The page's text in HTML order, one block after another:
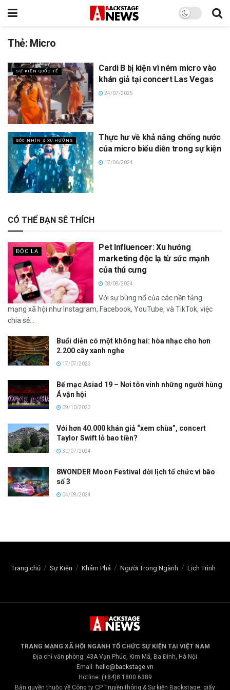
Thẻ: Micro
SỰ KIỆN QUỐC TẾ
Cardi B bị kiện vì ném micro vào
khán giả tại concert Las Vegas
24/07/2025
GÓC NHÌN & XU HƯỚNG
Thực hư về khả năng chống nước
của micro biểu diễn trong sự kiện
17/06/2024
CÓ THỂ BẠN SẼ THÍCH
ĐỘC LẠ
Pet Influencer: Xu hướng
marketing độc lạ từ sức mạnh
của thú cưng
08/08/2024
Với sự bùng nổ của các nền tảng
mạng xã hội như Instagram, Facebook, YouTube, và TikTok, việc
chia sẻ...
Buổi diễn có một không hai: hòa nhạc cho hơn
2.200 cây xanh nghe
17/07/2023
Bế mạc Asiad 19 – Nơi tôn vinh những người hùng
Á vận hội
09/10/2023
Với hơn 40.000 khán giả “xem chùa”, concert
Taylor Swift lỗ bao tiền?
30/07/2024
8WONDER Moon Festival dời lịch tổ chức vì bão
số 3
04/09/2024
Trang chủ Sự Kiện Khám Phá Người Trong Ngành Lịch Trình
TRANG MẠNG XÃ HỘI NGÀNH TỔ CHỨC SỰ KIỆN TẠI VIỆT NAM
Địa chỉ văn phòng: 43A Vạn Phúc, Kim Mã, Ba Đình, Hà Nội
Email: hello@backstage.vn
Hotline: (+84)8 1800 6389
Bản quyền thuộc về Công ty CP Truyền thông & Sự kiện Backstage, giấy